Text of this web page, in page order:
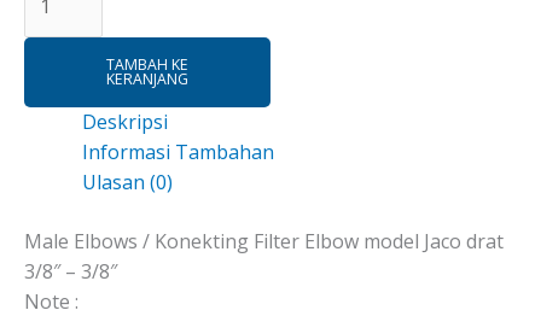
TAMBAH KE
KERANJANG
Deskripsi
Informasi Tambahan
Ulasan (0)
Male Elbows / Konekting Filter Elbow model Jaco drat
3/8″ – 3/8″
Note :